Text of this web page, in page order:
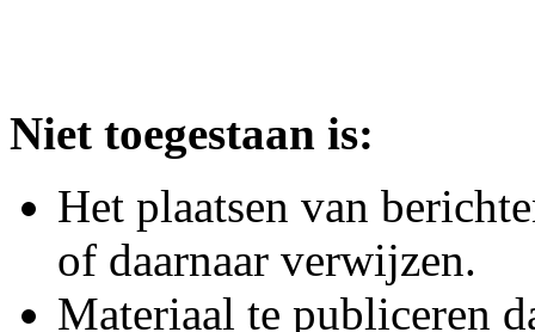
Niet toegestaan is:
Het plaatsen van
of daarnaar verwijzen.
Materiaal te publiceren